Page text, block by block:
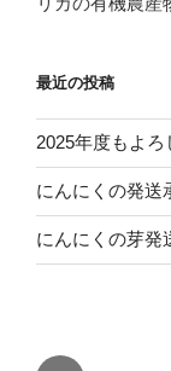
最近の投稿
2025年度もよろ
にんにくの発送
にんにくの芽発